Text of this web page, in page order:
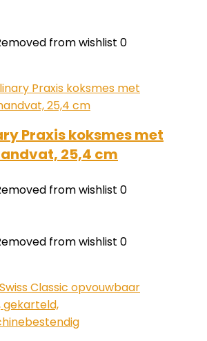
from wishlist 0
Praxis koksmes met
25,4 cm
from wishlist 0
from wishlist 0